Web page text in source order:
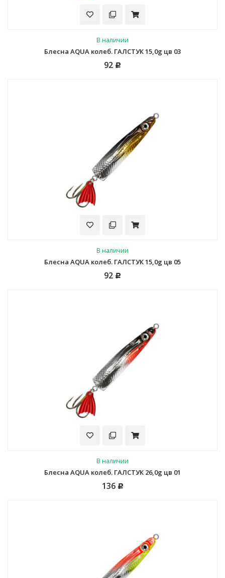
В наличии
Блесна AQUA колеб. ГАЛСТУК 15,0g цв 03
92 Р
В наличии
Блесна AQUA колеб. ГАЛСТУК 15,0g цв 05
92 Р
В наличии
Блесна AQUA колеб. ГАЛСТУК 26,0g цв 01
136 Р